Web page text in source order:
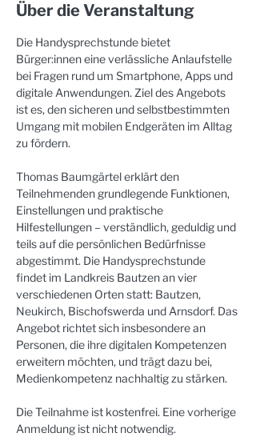
Über die Veranstaltung
Die Handysprechstunde bietet
Bürger:innen eine verlässliche Anlaufstelle
bei Fragen rund um Smartphone, Apps und
digitale Anwendungen. Ziel des Angebots
ist es, den sicheren und selbstbestimmten
Umgang mit mobilen Endgeräten im Alltag
zu fördern.
Thomas Baumgärtel erklärt den
Teilnehmenden grundlegende Funktionen,
Einstellungen und praktische
Hilfestellungen – verständlich, geduldig und
teils auf die persönlichen Bedürfnisse
abgestimmt. Die Handysprechstunde
findet im Landkreis Bautzen an vier
verschiedenen Orten statt: Bautzen,
Neukirch, Bischofswerda und Arnsdorf. Das
Angebot richtet sich insbesondere an
Personen, die ihre digitalen Kompetenzen
erweitern möchten, und trägt dazu bei,
Medienkompetenz nachhaltig zu stärken.
Die Teilnahme ist kostenfrei. Eine vorherige
Anmeldung ist nicht notwendig.